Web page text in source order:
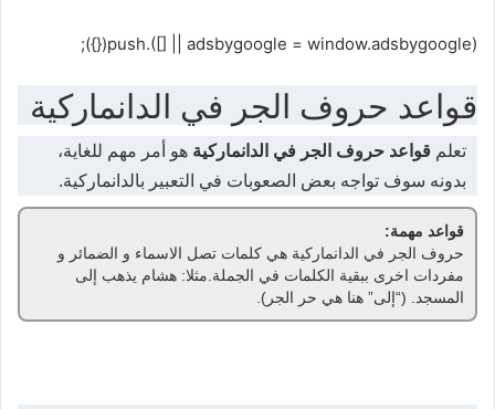
(adsbygoogle = window.adsbygoogle || []).push({});
قواعد حروف الجر في الدانماركية
تعلم قواعد حروف الجر في الدانماركية هو أمر مهم للغاية،
بدونه سوف تواجه بعض الصعوبات في التعبير بالدانماركية.
قواعد مهمة:
حروف الجر في الدانماركية هي كلمات تصل الاسماء و الضمائر و
مفردات اخرى ببقية الكلمات في الجملة.مثلا: هشام يذهب إلى
المسجد. (“إلى” هنا هي حر الجر).